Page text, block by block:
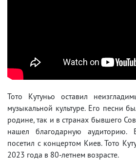
Тото Кутуньо оставил
музыкальной культуре. Его песни
родине, так и в странах бывшего
нашел благодарную аудиторию.
посетил с концертом Киев. Тото
2023 года в 80-летнем возрасте.